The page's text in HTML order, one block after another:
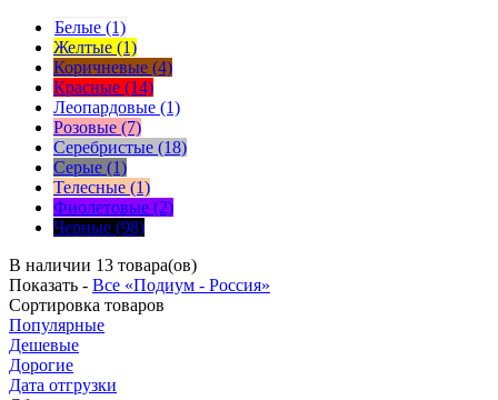
Белые (1)
Желтые (1)
Коричневые (4)
Красные (14)
Леопардовые (1)
Розовые (7)
Серебристые (18)
Серые (1)
Телесные (1)
Фиолетовые (2)
Черные (98)
В наличии 13 товара(ов)
Показать - Все «Подиум - Россия»
Сортировка товаров
Популярные
Дешевые
Дорогие
Дата отгрузки